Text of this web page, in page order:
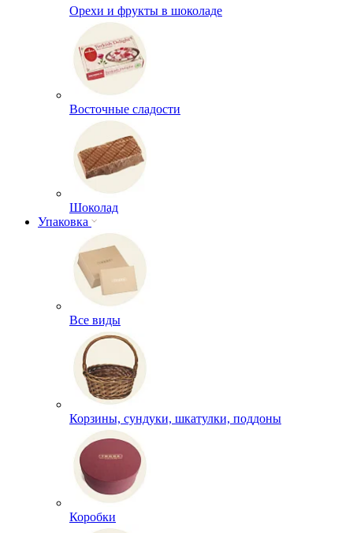
Орехи и фрукты в шоколаде
Восточные сладости
Шоколад
Упаковка
Все виды
Корзины, сундуки, шкатулки, поддоны
Коробки